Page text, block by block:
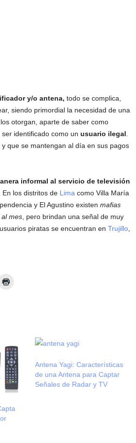
y/o antena, todo se complica,
siendo primordial la necesidad de una
otorgan, aparte de saber como
identificado como un usuario ilegal
que se mantengan al día en sus pagos
informal al servicio de televisión
los distritos de Lima como Villa María
y El Agustino existen mafias
mes, pero brindan una señal de muy
piratas se encuentran en Trujillo,
Antena Yagi: Características
de una Antena para Captar
Señales de Radar y TV